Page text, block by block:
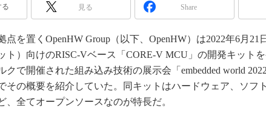
光伝送技術を知る
“異端児エンジニア”が仕掛けた社内
改革、執念の180日
イノベーションは日本を救うのか
JASA発IoT通信
IHSアナリスト「未来展望」
る 見る Share
を置くOpenHW Group（以下、OpenHW）は2022年6月21
ト）向けのRISC-Vベース「CORE-V MCU」の開発キットを
クで開催された組み込み技術の展示会「embedded world
その概要を紹介していた。同キットはハードウェア、ソフ
、全てオープンソースなのが特長だ。